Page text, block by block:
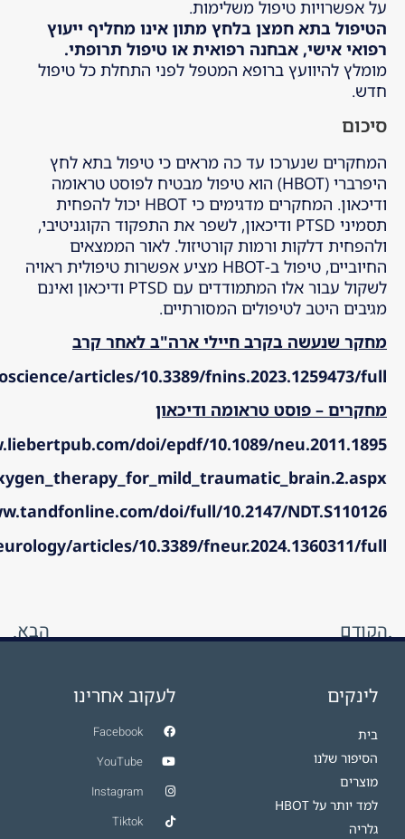
על אפשרויות טיפול משלימות.
הטיפול בתא חמצן בלחץ מתון אינו מחליף ייעוץ
רפואי אישי, אבחנה רפואית או טיפול תרופתי.
מומלץ להיוועץ ברופא המטפל לפני התחלת כל טיפול
חדש.
סיכום
המחקרים שנערכו עד כה מראים כי טיפול בתא לחץ
היפרברי (HBOT) הוא טיפול מבטיח לפוסט טראומה
ודיכאון. המחקרים מדגימים כי HBOT יכול להפחית
תסמיני PTSD ודיכאון, לשפר את התפקוד הקוגניטיבי,
ולהפחית דלקות ורמות קורטיזול. לאור הממצאים
החיוביים, טיפול ב-HBOT מציע אפשרות טיפולית ראויה
לשקול עבור אלו המתמודדים עם PTSD ודיכאון ואינם
מגיבים היטב לטיפולים המסורתיים.
מחקר שנעשה בקרב חיילי ארה"ב לאחר קרב
articles/10.3389/fnins.2023.1259473/full
מחקרים – פוסט טראומה ודיכאון
doi/epdf/10.1089/neu.2011.1895
doi/full/10.2147/NDT.S110126
articles/10.3389/fneur.2024.1360311/full
הקודם הבא
לינקים
בית
הסיפור שלנו
מוצרים
למד יותר על HBOT​
גלריה
לעקוב אחרינו
Facebook
YouTube
Instagram
Tiktok